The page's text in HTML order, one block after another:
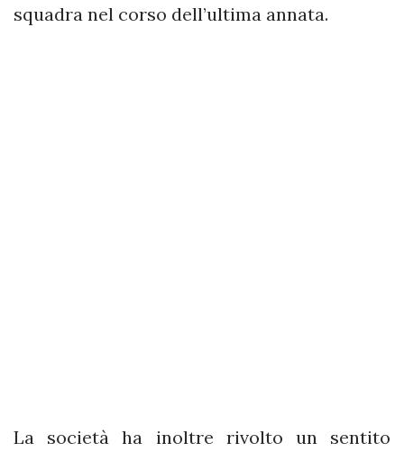
squadra nel corso dell’ultima annata.
La società ha inoltre rivolto un sentito